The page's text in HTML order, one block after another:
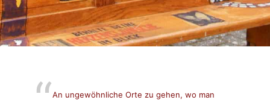
An ungewöhnliche Orte zu gehen, wo man